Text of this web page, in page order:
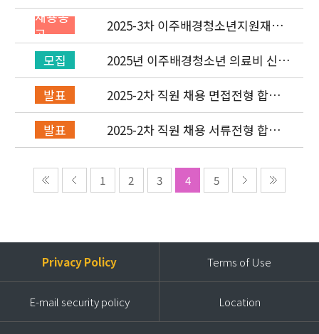
채용공
고
2025-3차 이주배경청소년지원재단
직원(기획운영실/회계) 채용공고
(~7/6)
모집
2025년 이주배경청소년 의료비 신청
(2차) 안내
발표
2025-2차 직원 채용 면접전형 합격
자 발표 및 적격심사 안내
발표
2025-2차 직원 채용 서류전형 합격
자 발표 및 면접전형 안내
1 2 3 4 5
Privacy Policy Terms of Use
E-mail security policy Location